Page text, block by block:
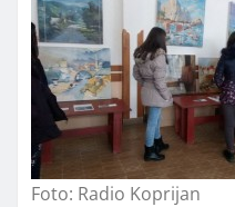
Foto: Radio Koprijan